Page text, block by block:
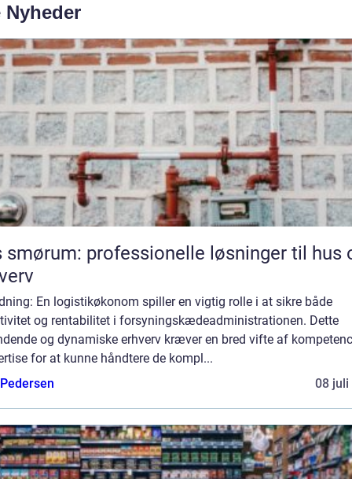
Nyheder
smørum: professionelle løsninger til hus
En logistikøkonom spiller en vigtig rolle i at sikre både
og rentabilitet i forsyningskædeadministrationen. Dette
og dynamiske erhverv kræver en bred vifte af
for at kunne håndtere de kompl...
08 juli